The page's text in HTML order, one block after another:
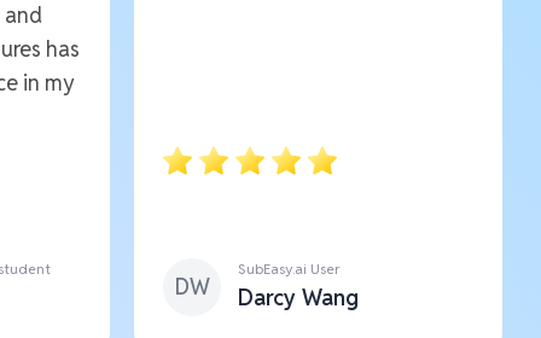
has
in my
DW
SubEasy.ai User
Darcy Wang